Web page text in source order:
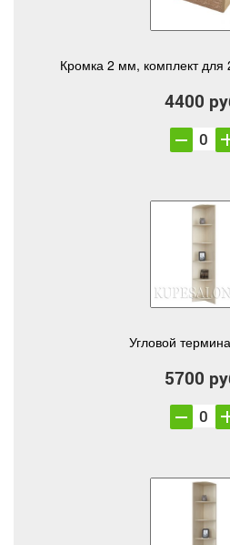
Кромка 2 мм, комплект для
4400
Угловой
5700